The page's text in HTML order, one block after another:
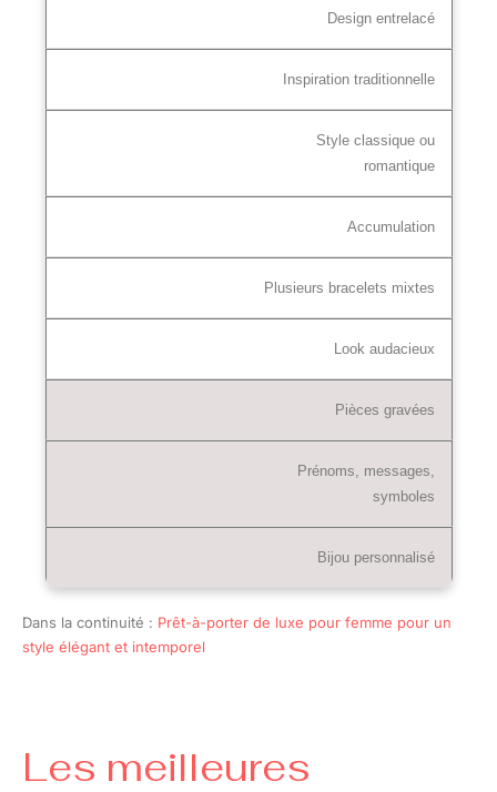
Design entrelacé
Inspiration traditionnelle
Style classique ou
romantique
Accumulation
Plusieurs bracelets mixtes
Look audacieux
Pièces gravées
Prénoms, messages,
symboles
Bijou personnalisé
Dans la continuité : Prêt-à-porter de luxe pour femme pour un
style élégant et intemporel
Les meilleures